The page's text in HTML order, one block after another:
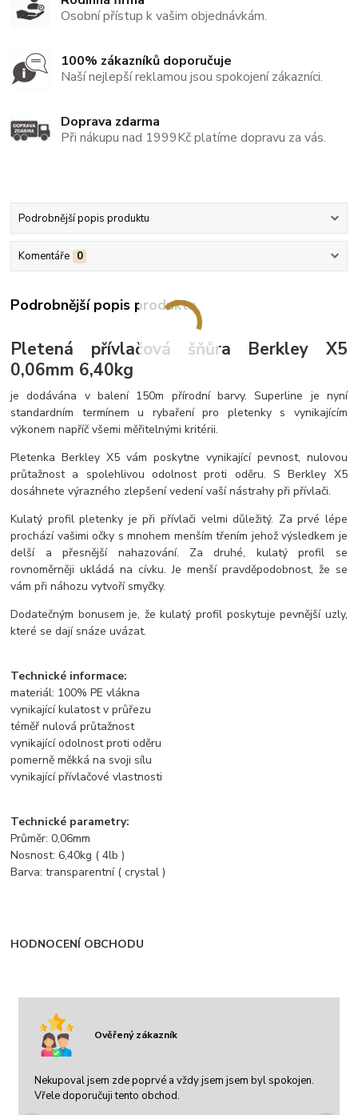
Osobní přístup k vašim objednávkám.
100% zákazníků doporučuje
Naší nejlepší reklamou jsou spokojení zákazníci.
Doprava zdarma
Při nákupu nad 1999Kč platíme dopravu za vás.
Podrobnější popis produktu
Komentáře 0
Podrobnější popis produktu
Pletená přívlačová šňůra Berkley X5
0,06mm 6,40kg
je dodávána v balení 150m přírodní barvy. Superline je nyní
standardním termínem u rybaření pro pletenky s vynikajícím
výkonem napříč všemi měřitelnými kritérii.
Pletenka Berkley X5 vám poskytne vynikající pevnost, nulovou
průtažnost a spolehlivou odolnost proti oděru. S Berkley X5
dosáhnete výrazného zlepšení vedení vaší nástrahy při přívlači.
Kulatý profil pletenky je při přívlači velmi důležitý. Za prvé lépe
prochází vašimi očky s mnohem menším třením jehož výsledkem je
delší a přesnější nahazování. Za druhé, kulatý profil se
rovnoměrněji ukládá na cívku. Je menší pravděpodobnost, že se
vám při náhozu vytvoří smyčky.
Dodatečným bonusem je, že kulatý profil poskytuje pevnější uzly,
které se dají snáze uvázat.
Technické informace:
materiál: 100% PE vlákna
vynikající kulatost v průřezu
téměř nulová průtažnost
vynikající odolnost proti oděru
pomerně měkká na svoji sílu
vynikající přívlačové vlastnosti
Technické parametry:
Průměr: 0,06mm
Nosnost: 6,40kg ( 4lb )
Barva: transparentní ( crystal )
HODNOCENÍ OBCHODU
Ověřený zákazník
Nekupoval jsem zde poprvé a vždy jsem jsem byl spokojen.
Vřele doporučuji tento obchod.